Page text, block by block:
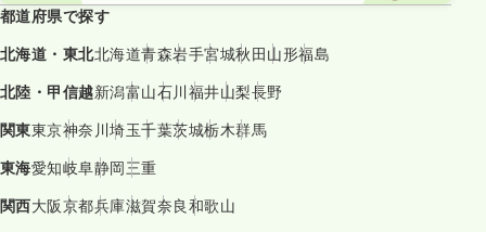
都道府県で探す
北海道・東北北海道青森岩手宮城秋田山形福島
北陸・甲信越新潟富山石川福井山梨長野
関東東京神奈川埼玉千葉茨城栃木群馬
東海愛知岐阜静岡三重
関西大阪京都兵庫滋賀奈良和歌山